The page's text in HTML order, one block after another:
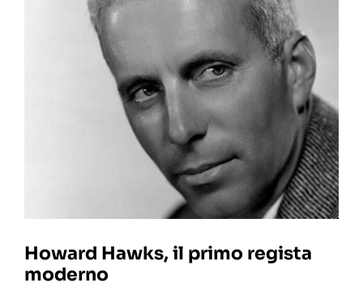
Howard Hawks, il primo regista
moderno